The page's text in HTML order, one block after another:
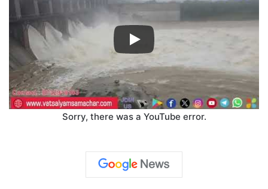
Sorry, there was a YouTube error.